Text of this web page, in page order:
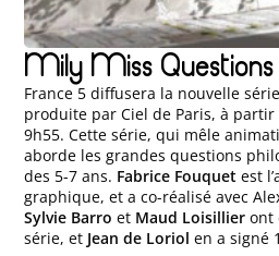
Mily Miss Questions
France 5 diffusera la nouvelle
produite par Ciel de Paris, à
9h55. Cette série, qui mêle
aborde les grandes questions
des 5-7 ans. Fabrice Fouquet est
graphique, et a co-réalisé avec
Sylvie Barro et Maud Loisillier ont
série, et Jean de Loriol en a signé